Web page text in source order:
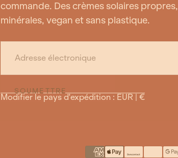
commande. Des crèmes solaires propres,
minérales, vegan et sans plastique.
SOUMETTRE
Modifier le pays d'expédition : EUR | €
{"title"=>"Méthodes